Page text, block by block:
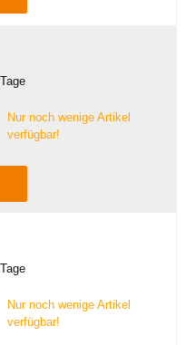
Nur noch wenige Artikel
verfügbar!
Nur noch wenige Artikel
verfügbar!